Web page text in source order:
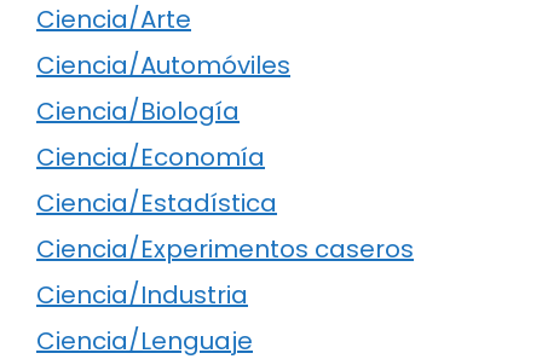
Ciencia/Arte
Ciencia/Automóviles
Ciencia/Biología
Ciencia/Economía
Ciencia/Estadística
Ciencia/Experimentos caseros
Ciencia/Industria
Ciencia/Lenguaje